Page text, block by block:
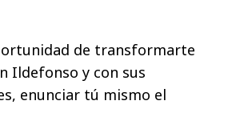
de transformarte
Ildefonso y con sus
enunciar tú mismo el